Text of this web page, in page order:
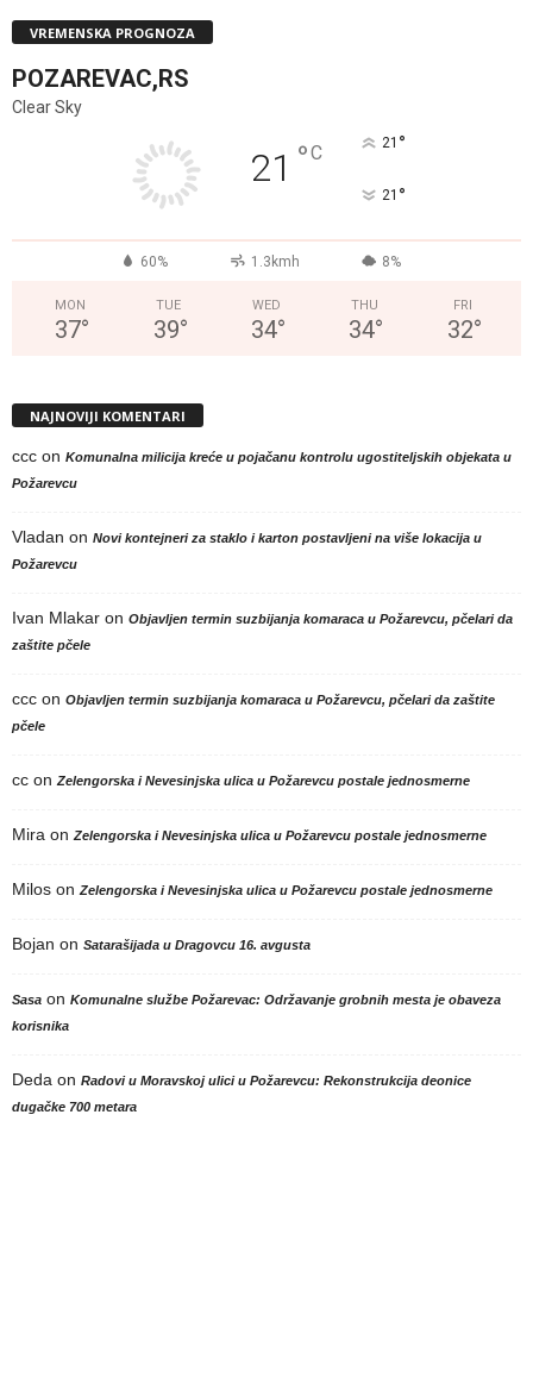
VREMENSKA PROGNOZA
POZAREVAC,RS
Clear Sky
21 °C 21 °
21 °
60% 1.3kmh 8%
MON
37°
TUE
39°
WED
34°
THU
34°
FRI
32°
NAJNOVIJI KOMENTARI
ccc on Komunalna milicija kreće u pojačanu kontrolu ugostiteljskih objekata u
Požarevcu
Vladan on Novi kontejneri za staklo i karton postavljeni na više lokacija u
Požarevcu
Ivan Mlakar on Objavljen termin suzbijanja komaraca u Požarevcu, pčelari da
zaštite pčele
ccc on Objavljen termin suzbijanja komaraca u Požarevcu, pčelari da zaštite
pčele
cc onZelengorska i Nevesinjska ulica u Požarevcu postale jednosmerne
Mira onZelengorska i Nevesinjska ulica u Požarevcu postale jednosmerne
Milos onZelengorska i Nevesinjska ulica u Požarevcu postale jednosmerne
Bojan on Satarašijada u Dragovcu 16. avgusta
Sasa on Komunalne službe Požarevac: Održavanje grobnih mesta je obaveza
korisnika
Deda on Radovi u Moravskoj ulici u Požarevcu: Rekonstrukcija deonice
dugačke 700 metara